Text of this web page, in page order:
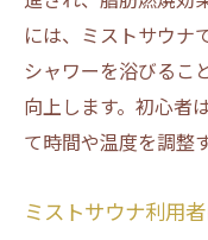
には、ミストサウナ
シャワーを浴びるこ
向上します。初心者
て時間や温度を調整
ミストサウナ利用